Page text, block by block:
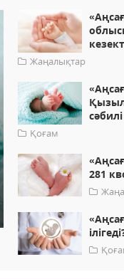
Жаңалықтар
Қоғам
281